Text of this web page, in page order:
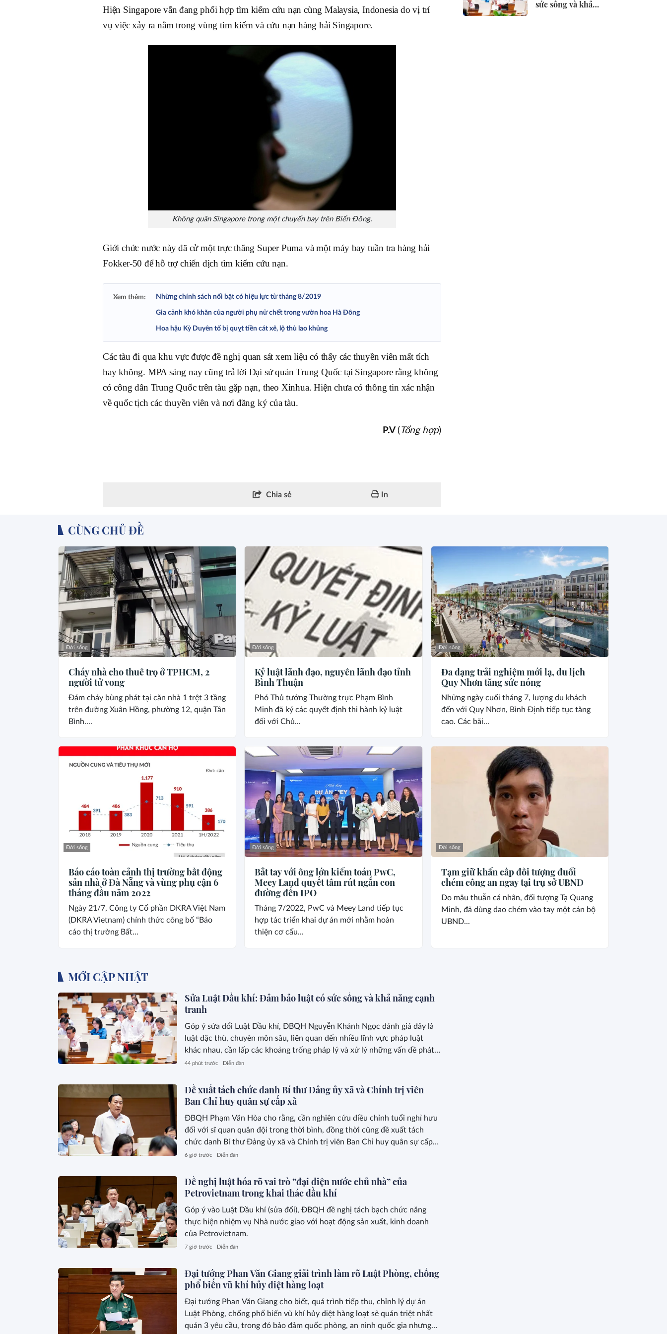
Hiện Singapore vẫn đang phối hợp tìm kiếm cứu nạn cùng Malaysia, Indonesia do vị trí
vụ việc xảy ra nằm trong vùng tìm kiếm và cứu nạn hàng hải Singapore.
Không quân Singapore trong một chuyến bay trên Biển Đông.
Giới chức nước này đã cử một trực thăng Super Puma và một máy bay tuần tra hàng hải
Fokker-50 để hỗ trợ chiến dịch tìm kiếm cứu nạn.
Xem thêm: Những chính sách nổi bật có hiệu lực từ tháng 8/2019
Gia cảnh khó khăn của người phụ nữ chết trong vườn hoa Hà Đông
Hoa hậu Kỳ Duyên tố bị quỵt tiền cát xê, lộ thù lao khủng
Các tàu đi qua khu vực được đề nghị quan sát xem liệu có thấy các thuyền viên mất tích
hay không. MPA sáng nay cũng trả lời Đại sứ quán Trung Quốc tại Singapore rằng không
có công dân Trung Quốc trên tàu gặp nạn, theo Xinhua. Hiện chưa có thông tin xác nhận
về quốc tịch các thuyền viên và nơi đăng ký của tàu.
P.V ( Tổng hợp)
Chia sẻ In
sức sống và khả
CÙNG CHỦ ĐỀ
Đời sống
Cháy nhà cho thuê trọ ở TPHCM, 2
người tử vong
Đám cháy bùng phát tại căn nhà 1 trệt 3 tầng
trên đường Xuân Hồng, phường 12, quận Tân
Bình....
Đời sống
Kỷ luật lãnh đạo, nguyên lãnh đạo tỉnh
Bình Thuận
Phó Thủ tướng Thường trực Phạm Bình
Minh đã ký các quyết định thi hành kỷ luật
đối với Chủ...
Đời sống
Đa dạng trải nghiệm mới lạ, du lịch
Quy Nhơn tăng sức nóng
Những ngày cuối tháng 7, lượng du khách
đến với Quy Nhơn, Bình Định tiếp tục tăng
cao. Các bãi...
Đời sống
Báo cáo toàn cảnh thị trường bất động
sản nhà ở Đà Nẵng và vùng phụ cận 6
tháng đầu năm 2022
Ngày 21/7, Công ty Cổ phần DKRA Việt Nam
(DKRA Vietnam) chính thức công bố “Báo
cáo thị trường Bất...
Đời sống
Bắt tay với ông lớn kiểm toán PwC,
Meey Land quyết tâm rút ngắn con
đường đến IPO
Tháng 7/2022, PwC và Meey Land tiếp tục
hợp tác triển khai dự án mới nhằm hoàn
thiện cơ cấu...
Đời sống
Tạm giữ khẩn cấp đối tượng đuổi
chém công an ngay tại trụ sở UBND
Do mâu thuẫn cá nhân, đối tượng Tạ Quang
Minh, đã dùng dao chém vào tay một cán bộ
UBND...
MỚI CẬP NHẬT
Sửa Luật Dầu khí: Đảm bảo luật có sức sống và khả năng cạnh
tranh
Góp ý sửa đổi Luật Dầu khí, ĐBQH Nguyễn Khánh Ngọc đánh giá đây là
luật đặc thù, chuyên môn sâu, liên quan đến nhiều lĩnh vực pháp luật
khác nhau, cần lấp các khoảng trống pháp lý và xử lý những vấn đề phát
sinh trong thực tiễn.
44 phút trước Diễn đàn
Đề xuất tách chức danh Bí thư Đảng ủy xã và Chính trị viên
Ban Chỉ huy quân sự cấp xã
ĐBQH Phạm Văn Hòa cho rằng, cần nghiên cứu điều chỉnh tuổi nghỉ hưu
đối với sĩ quan quân đội trong thời bình, đồng thời cũng đề xuất tách
chức danh Bí thư Đảng ủy xã và Chính trị viên Ban Chỉ huy quân sự cấp
xã.
6 giờ trước Diễn đàn
Đề nghị luật hóa rõ vai trò “đại diện nước chủ nhà” của
Petrovietnam trong khai thác dầu khí
Góp ý vào Luật Dầu khí (sửa đổi), ĐBQH đề nghị tách bạch chức năng
thực hiện nhiệm vụ Nhà nước giao với hoạt động sản xuất, kinh doanh
của Petrovietnam.
7 giờ trước Diễn đàn
Đại tướng Phan Văn Giang giải trình làm rõ Luật Phòng, chống
phổ biến vũ khí hủy diệt hàng loạt
Đại tướng Phan Văn Giang cho biết, quá trình tiếp thu, chỉnh lý dự án
Luật Phòng, chống phổ biến vũ khí hủy diệt hàng loạt sẽ quán triệt nhất
quán 3 yêu cầu, trong đó bảo đảm quốc phòng, an ninh quốc gia nhưng